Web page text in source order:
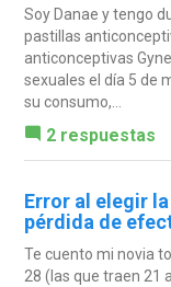
Soy Danae y tengo
pastillas
anticonceptivas
sexuales el día 5 de
su consumo,...
2 respuestas
Error al elegir
pérdida de
Te cuento mi novia
28 (las que traen 21